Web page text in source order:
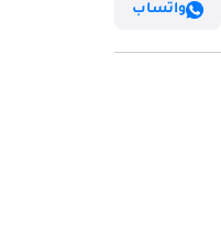
واتساب